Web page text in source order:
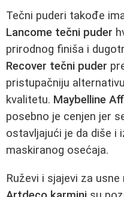
Tečni puderi takođe
Lancome tečni puder
prirodnog finiša i
Recover tečni puder
pristupačniju
kvalitetu. Maybelline
posebno je cenjen jer
ostavljajući je da diše i
maskiranog osećaja.
Ruževi i sjajevi za